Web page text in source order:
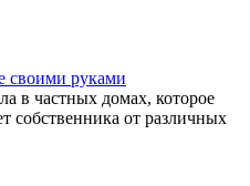
своими руками
в частных домах, которое
собственника от различных